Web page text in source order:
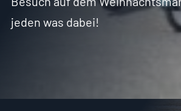
jeden was dabei!